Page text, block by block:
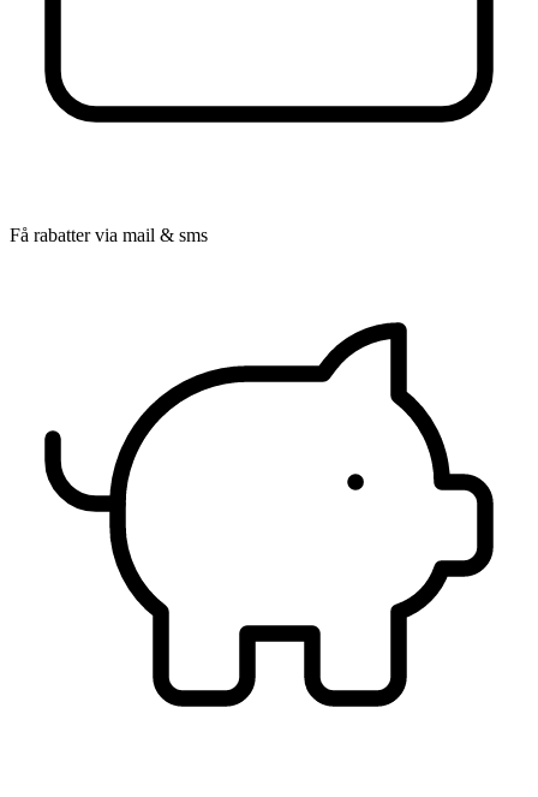
Få rabatter via mail & sms